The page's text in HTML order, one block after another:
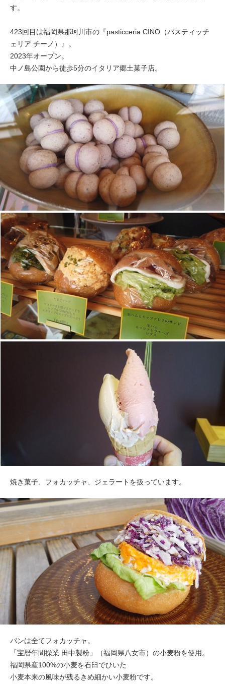
す。
423回目は福岡県那珂川市の『pasticceria CINO（パスティッチ
ェリア チーノ）』。
2023年オープン。
中ノ島公園から徒歩5分のイタリア郷土菓子店。
焼き菓子、フォカッチャ、ジェラートを扱っています。
パンは全てフォカッチャ。
「宝暦年間操業 田中製粉」（福岡県八女市）の小麦粉を使用。
福岡県産100%の小麦を石臼でひいた
小麦本来の風味が残るきめ細かい小麦粉です。